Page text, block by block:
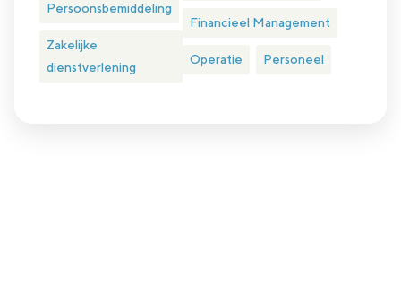
Persoonsbemiddeling
Zakelijke
dienstverlening
Financieel Management
Operatie Personeel